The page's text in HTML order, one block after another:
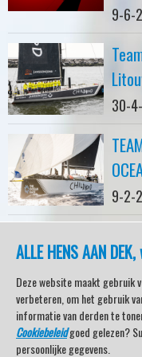
ALLE HENS AAN
Deze website maakt gebruik
verbeteren, om het gebruik
informatie van derden te
Cookiebeleidgoed gelezen?
persoonlijke gegevens.
9-6-
30-
9-2-